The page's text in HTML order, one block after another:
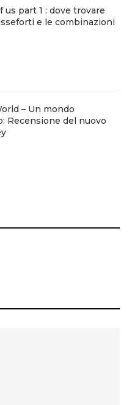
us part 1 : dove trovare
e le combinazioni
– Un mondo
Recensione del nuovo